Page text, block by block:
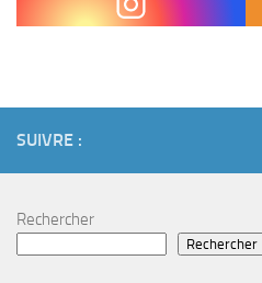
hanae...
SUIVRE :
Rechercher
Rechercher